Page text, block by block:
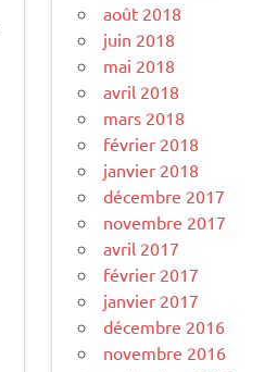
août 2018
juin 2018
mai 2018
avril 2018
mars 2018
février 2018
janvier 2018
décembre 2017
novembre 2017
avril 2017
février 2017
janvier 2017
décembre 2016
novembre 2016